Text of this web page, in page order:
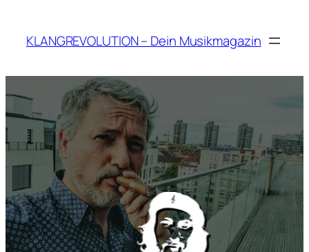
springen
KLANGREVOLUTION – Dein Musikmagazin